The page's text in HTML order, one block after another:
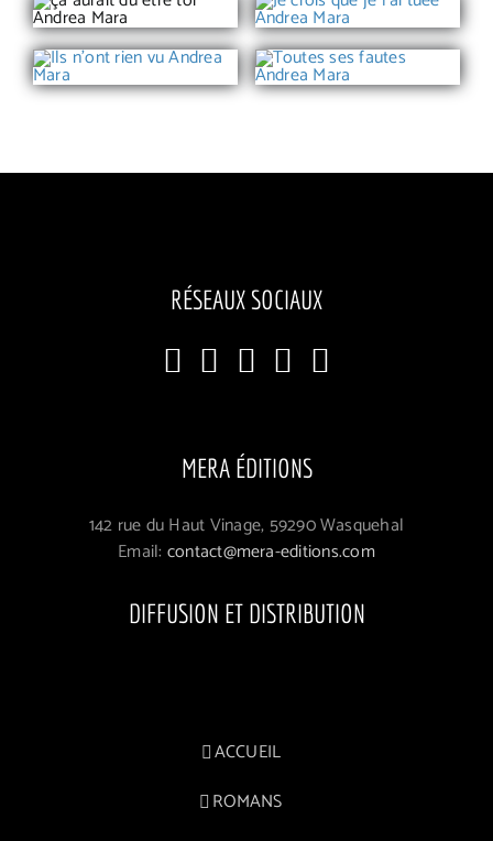
RÉSEAUX SOCIAUX
MERA ÉDITIONS
142 rue du Haut Vinage, 59290 Wasquehal
Email: contact@mera-editions.com
DIFFUSION ET DISTRIBUTION
ACCUEIL
ROMANS